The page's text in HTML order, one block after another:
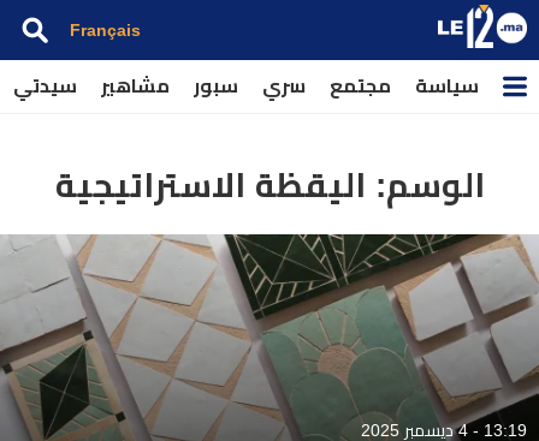
Français
سياسة مجتمع سري سبور مشاهير سيدتي
الوسم: اليقظة الاستراتيجية
13:19 - 4 ديسمبر 2025